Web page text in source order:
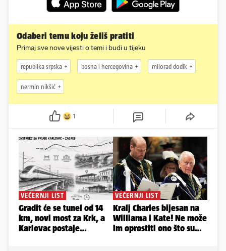
Odaberi temu koju želiš pratiti
Primaj sve nove vijesti o temi i budi u tijeku
republika srpska bosna i hercegovina milorad dodik
nermin nikšić
1